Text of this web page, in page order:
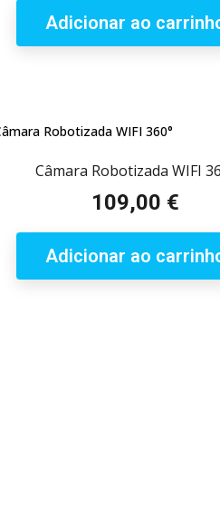
Adicionar ao
Câmara Robotizada WIFI
Preço
109,00 €
Adicionar ao